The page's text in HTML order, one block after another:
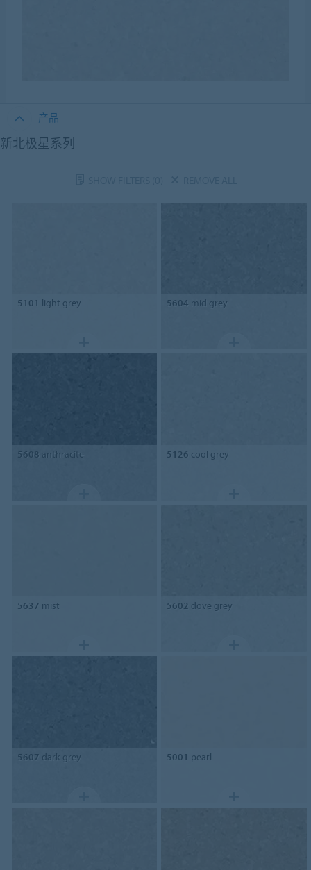
产品
新北极星系列
5101 light grey 5604 mid grey
5608 anthracite 5126 cool grey
5637 mist 5602 dove grey
5607 dark grey 5001 pearl